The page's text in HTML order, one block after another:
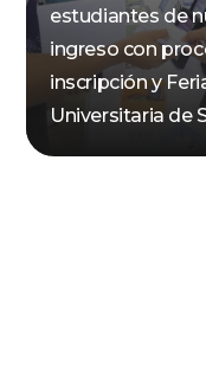
estudiantes de
ingreso con
inscripción y
Universitaria de